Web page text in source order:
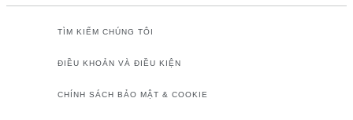
TÌM KIẾM CHÚNG TÔI
ĐIỀU KHOẢN VÀ ĐIỀU KIỆN
CHÍNH SÁCH BẢO MẬT & COOKIE